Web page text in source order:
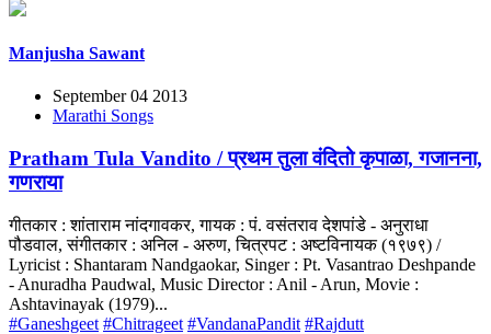
Manjusha Sawant
September 04 2013
Marathi Songs
Pratham Tula Vandito / प्रथम तुला वंदितो कृपाळा, गजानना,
गणराया
गीतकार : शांताराम नांदगावकर, गायक : पं. वसंतराव देशपांडे - अनुराधा
पौडवाल, संगीतकार : अनिल - अरुण, चित्रपट : अष्टविनायक (१९७९) /
Lyricist : Shantaram Nandgaokar, Singer : Pt. Vasantrao Deshpande
- Anuradha Paudwal, Music Director : Anil - Arun, Movie :
Ashtavinayak (1979)...
#Ganeshgeet #Chitrageet #VandanaPandit #Rajdutt